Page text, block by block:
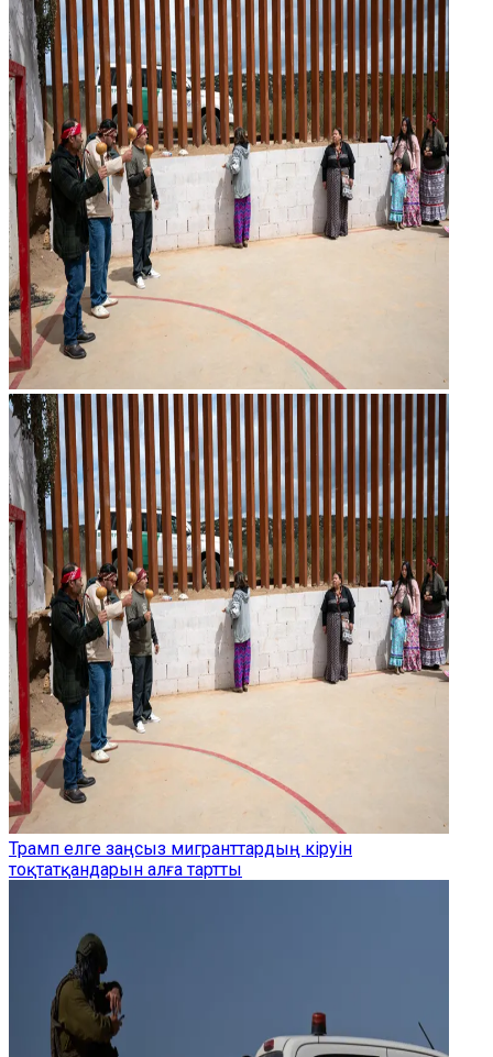
Трамп елге заңсыз мигранттардың кіруін
тоқтатқандарын алға тартты